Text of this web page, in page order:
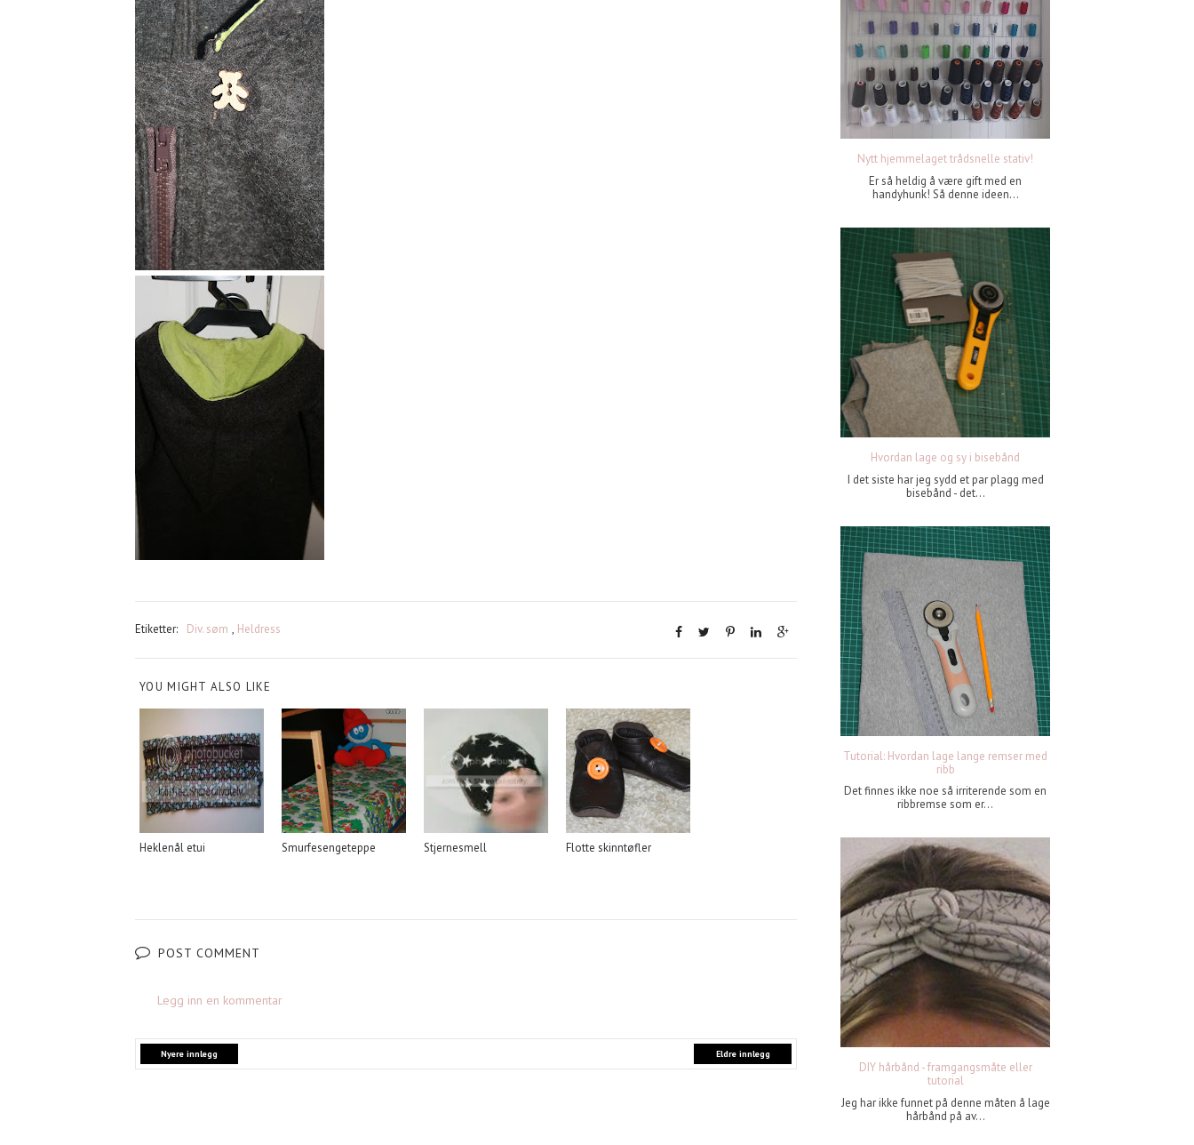
Etiketter: Div. søm , Heldress
YOU MIGHT ALSO LIKE
Heklenål etui Smurfesengeteppe Stjernesmell Flotte skinntøfler
POST COMMENT
Legg inn en kommentar
Nyere innlegg Eldre innlegg
Nytt hjemmelaget trådsnelle stativ!
Er så heldig å være gift med en
handyhunk! Så denne ideen...
Hvordan lage og sy i bisebånd
I det siste har jeg sydd et par plagg med
bisebånd - det...
Tutorial: Hvordan lage lange remser med
ribb
Det finnes ikke noe så irriterende som en
ribbremse som er...
DIY hårbånd - framgangsmåte eller
tutorial
Jeg har ikke funnet på denne måten å lage
hårbånd på av...